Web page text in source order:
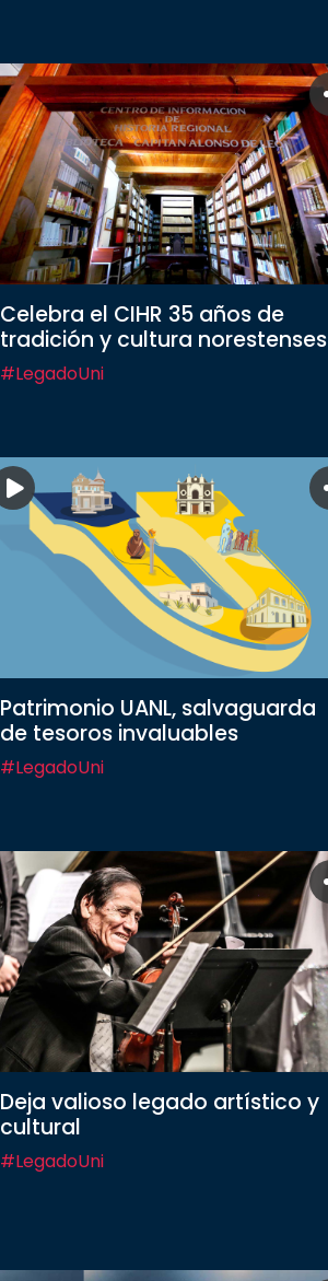
Celebra el CIHR 35 años de
tradición y cultura norestenses
#LegadoUni
Patrimonio UANL, salvaguarda
de tesoros invaluables
#LegadoUni
Deja valioso legado artístico y
cultural
#LegadoUni